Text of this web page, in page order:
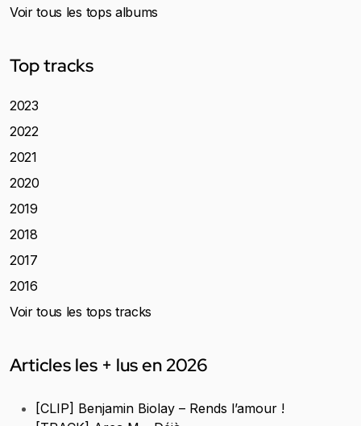
Voir tous les tops albums
Top tracks
2023
2022
2021
2020
2019
2018
2017
2016
Voir tous les tops tracks
Articles les + lus en 2026
[CLIP] Benjamin Biolay – Rends l’amour !